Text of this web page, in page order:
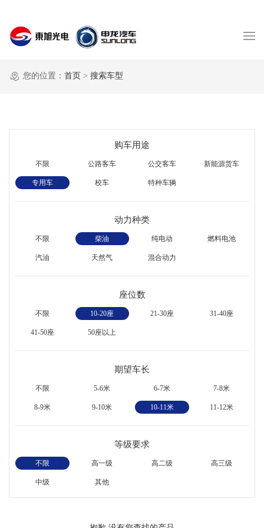
您的位置： 首页 > 搜索车型
购车用途
不限 公路客车 公交客车 新能源货车
专用车 校车 特种车辆
动力种类
不限 柴油 纯电动 燃料电池
汽油 天然气 混合动力
座位数
不限 10-20座 21-30座 31-40座
41-50座 50座以上
期望车长
不限 5-6米 6-7米 7-8米
8-9米 9-10米 10-11米 11-12米
等级要求
不限 高一级 高二级 高三级
中级 其他